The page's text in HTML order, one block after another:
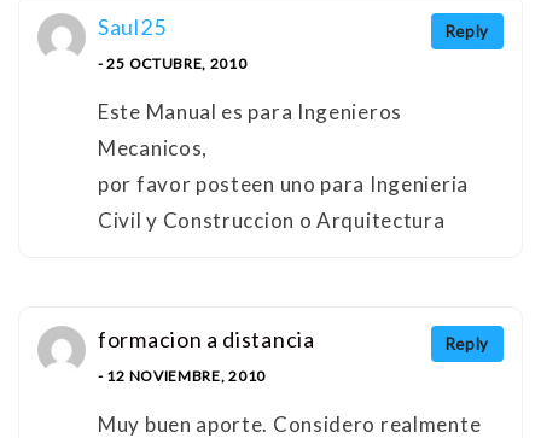
Reply
Saul25
- 25 OCTUBRE, 2010
Este Manual es para Ingenieros
Mecanicos,
por favor posteen uno para Ingenieria
Civil y Construccion o Arquitectura
Reply
formacion a distancia
- 12 NOVIEMBRE, 2010
Muy buen aporte. Considero realmente